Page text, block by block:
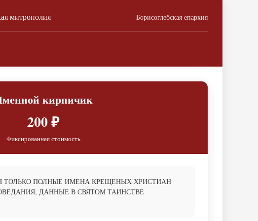
митрополия Борисоглебская епархия
кирпичик
200 ₽
Фиксированная стоимость
ПОЛНЫЕ ИМЕНА КРЕЩЕНЫХ ХРИСТИАН
ДАННЫЕ В СВЯТОМ ТАИНСТВЕ